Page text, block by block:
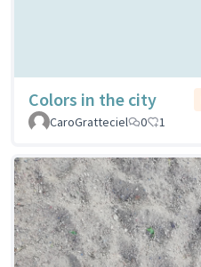
Colors in the city
CaroGratteciel
0 1